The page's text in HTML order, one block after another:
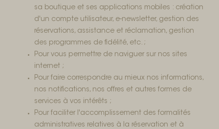
sa boutique et ses applications mobiles : création
d'un compte utilisateur, e-newsletter, gestion des
réservations, assistance et réclamation, gestion
des programmes de fidélité, etc. ;
Pour vous permettre de naviguer sur nos sites
internet ;
Pour faire correspondre au mieux nos informations,
nos notifications, nos offres et autres formes de
services à vos intérêts ;
Pour faciliter l'accomplissement des formalités
administratives relatives à la réservation et à